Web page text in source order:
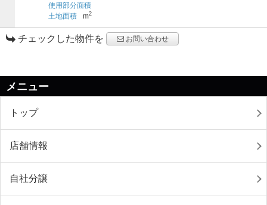
使用部分面積
土地面積
m2
チェックした物件を お問い合わせ
メニュー
トップ
店舗情報
自社分譲